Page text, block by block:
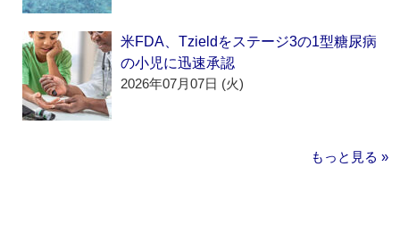
米FDA、Tzieldをステージ3の1型糖尿病
の小児に迅速承認
2026年07月07日 (火)
もっと見る »